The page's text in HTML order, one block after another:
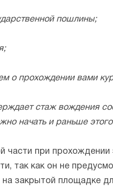
пошлины;
о прохождении вами
стаж вождения
начать и раньше
части при
так как он не
на закрытой площадке